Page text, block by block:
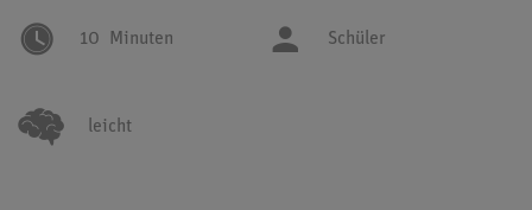
10 Minuten Schüler
leicht